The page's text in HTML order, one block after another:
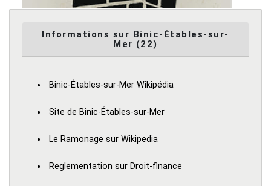
Informations sur Binic-Étables-sur-
Mer (22)
Binic-Étables-sur-Mer Wikipédia
Site de Binic-Étables-sur-Mer
Le Ramonage sur Wikipedia
Reglementation sur Droit-finance